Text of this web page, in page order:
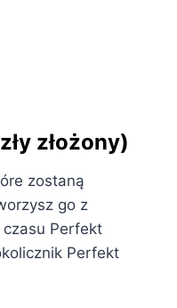
złożony)
zostaną
go z
czasu Perfekt
Perfekt